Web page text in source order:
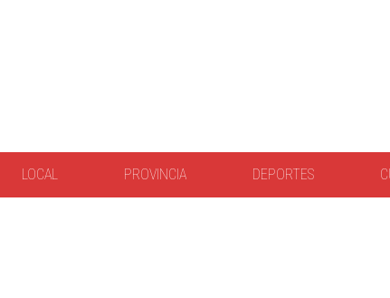
LOCAL PROVINCIA DEPORTES